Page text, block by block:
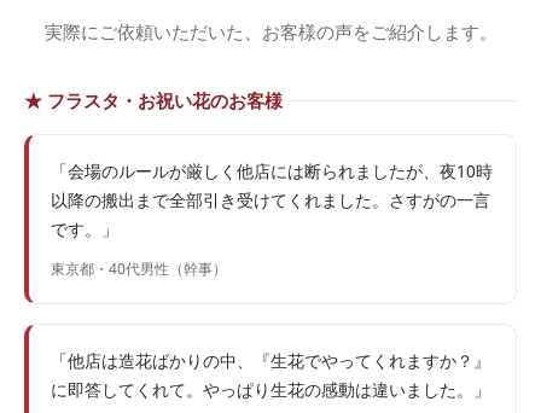
実際にご依頼いただいた、お客様の声をご紹介します。
★ フラスタ・お祝い花のお客様
「会場のルールが厳しく他店には断られましたが、夜10時
以降の搬出まで全部引き受けてくれました。さすがの一言
です。」
東京都・40代男性（幹事）
「他店は造花ばかりの中、『生花でやってくれますか？』
に即答してくれて。やっぱり生花の感動は違いました。」